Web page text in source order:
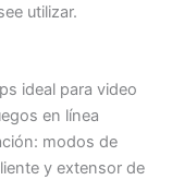
utilizar.
ideal para video
en línea
modos de
y extensor de